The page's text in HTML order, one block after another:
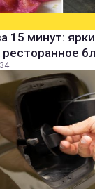
15 минут:
ресторанное